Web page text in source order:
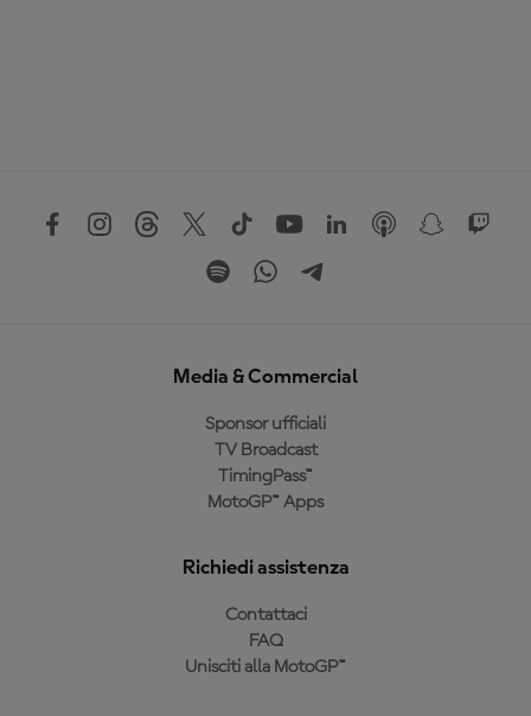
Media & Commercial
Sponsor ufficiali
TV Broadcast
TimingPass™
MotoGP™ Apps
Richiedi assistenza
Contattaci
FAQ
Unisciti alla MotoGP™